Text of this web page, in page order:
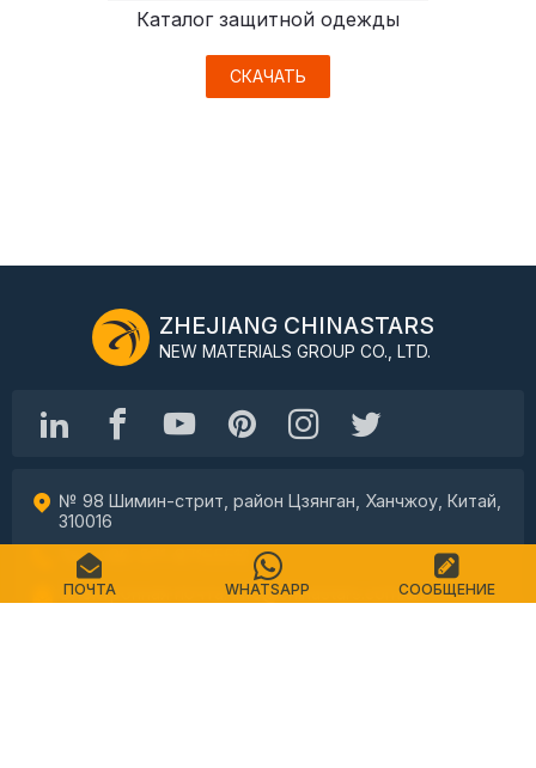
Каталог защитной одежды
СКАЧАТЬ
ZHEJIANG CHINASTARS
NEW MATERIALS GROUP CO., LTD.
№ 98 Шимин-стрит, район Цзянган, Ханчжоу, Китай,
310016
Тел: +86-571-87155512
Электронная почта: info@chinastars.com.cn
ПОЧТА WHATSAPP СООБЩЕНИЕ